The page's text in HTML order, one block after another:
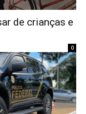
de crianças e
0